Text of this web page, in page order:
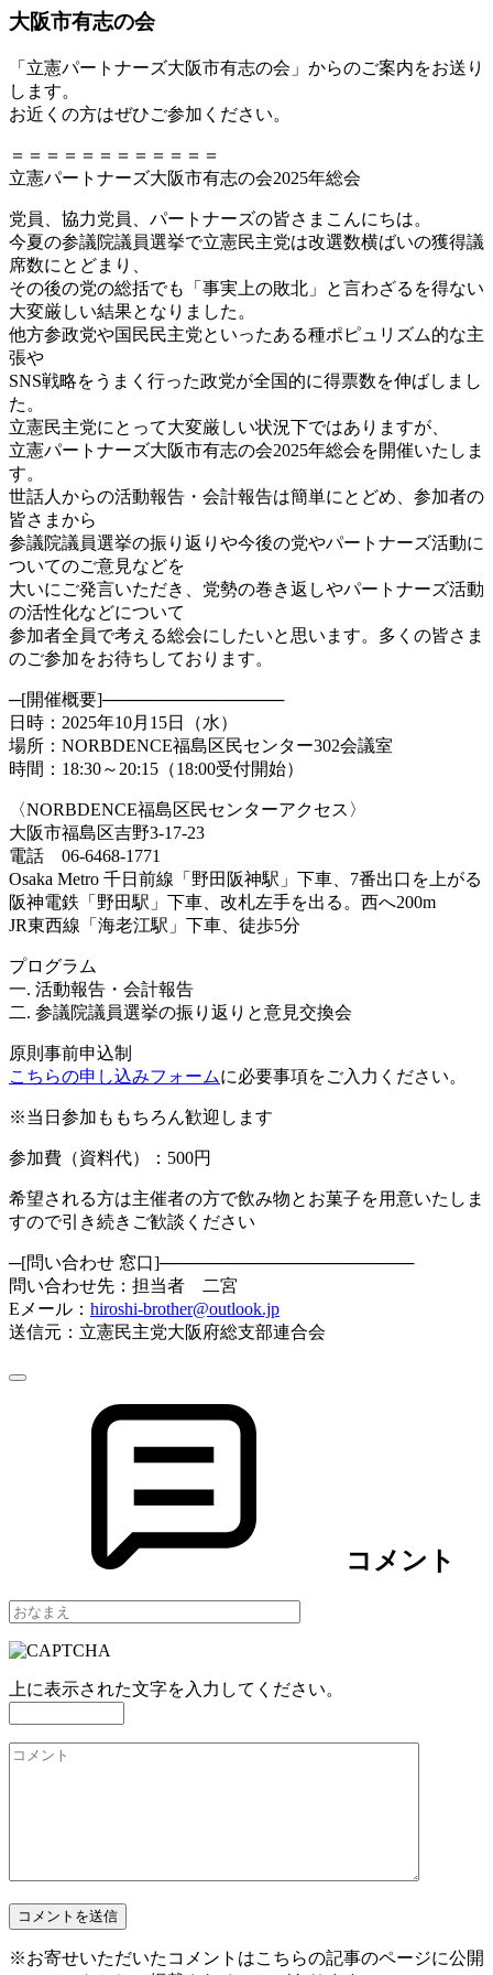
大阪市有志の会
「立憲パートナーズ大阪市有志の会」からのご案内をお送り
します。
お近くの方はぜひご参加ください。
＝＝＝＝＝＝＝＝＝＝＝＝
立憲パートナーズ大阪市有志の会2025年総会
党員、協力党員、パートナーズの皆さまこんにちは。
今夏の参議院議員選挙で立憲民主党は改選数横ばいの獲得議
席数にとどまり、
その後の党の総括でも「事実上の敗北」と言わざるを得ない
大変厳しい結果となりました。
他方参政党や国民民主党といったある種ポピュリズム的な主
張や
SNS戦略をうまく行った政党が全国的に得票数を伸ばしまし
た。
立憲民主党にとって大変厳しい状況下ではありますが、
立憲パートナーズ大阪市有志の会2025年総会を開催いたしま
す。
世話人からの活動報告・会計報告は簡単にとどめ、参加者の
皆さまから
参議院議員選挙の振り返りや今後の党やパートナーズ活動に
ついてのご意見などを
大いにご発言いただき、党勢の巻き返しやパートナーズ活動
の活性化などについて
参加者全員で考える総会にしたいと思います。多くの皆さま
のご参加をお待ちしております。
─[開催概要]───────────────
日時：2025年10月15日（水）
場所：NORBDENCE福島区民センター302会議室
時間：18:30～20:15（18:00受付開始）
〈NORBDENCE福島区民センターアクセス〉
大阪市福島区吉野3-17-23
電話 06-6468-1771
Osaka Metro 千日前線「野田阪神駅」下車、7番出口を上がる
阪神電鉄「野田駅」下車、改札左手を出る。西へ200m
JR東西線「海老江駅」下車、徒歩5分
プログラム
一. 活動報告・会計報告
二. 参議院議員選挙の振り返りと意見交換会
原則事前申込制
こちらの申し込みフォームに必要事項をご入力ください。
※当日参加ももちろん歓迎します
参加費（資料代）：500円
希望される方は主催者の方で飲み物とお菓子を用意いたしま
すので引き続きご歓談ください
─[問い合わせ 窓口]─────────────────────
問い合わせ先：担当者 二宮
Eメール： hiroshi-brother@outlook.jp
送信元：立憲民主党大阪府総支部連合会
コメント
上に表示された文字を入力してください。
※お寄せいただいたコメントはこちらの記事のページに公開